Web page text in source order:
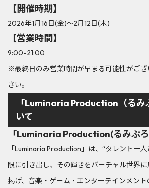
【開催時期】
2026年1月16日(金)～2月12日(木)
【営業時間】
9:00-21:00
※最終日のみ営業時間が早まる可能性がござ
さい。
「Luminaria Production（るみ
いて
「Luminaria Production(るみぷろ)
「Luminaria Production」は、“タレント一
限に引き出し、その輝きをバーチャル世界
掲げ、音楽・ゲーム・エンターテインメン